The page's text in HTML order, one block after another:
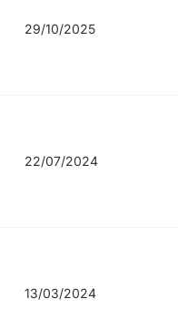
29/10/2025
22/07/2024
13/03/2024